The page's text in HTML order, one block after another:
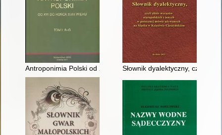
Antroponimia Polski od XVI do końca XVIII wieku : wybór
Słownik dyalektyczny, czyli